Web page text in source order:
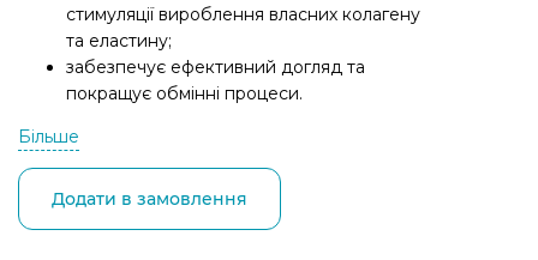
стимуляції вироблення власних колагену
та еластину;
забезпечує ефективний догляд та
покращує обмінні процеси.
Більше
Додати в замовлення